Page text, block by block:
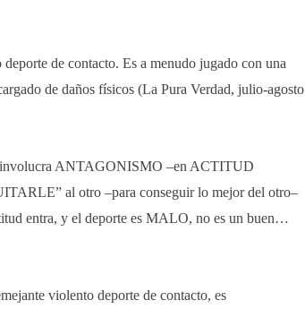
de contacto. Es a menudo jugado con una
de daños físicos(La Pura Verdad, julio-agosto
involucra ANTAGONISMO –en ACTITUD
al otro –para conseguir lo mejor del otro–
entra, y el deporte es MALO, no es un buen…
violento deporte de contacto, es